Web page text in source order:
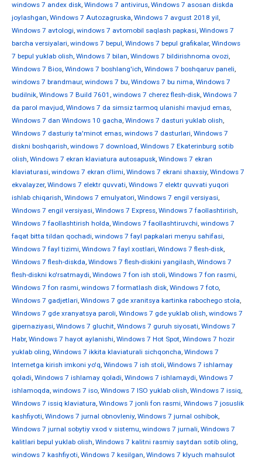
windows 7 andex disk, Windows 7 antivirus, Windows 7 asosan diskda
joylashgan, Windows 7 Autozagruska, Windows 7 avgust 2018 yil,
Windows 7 avtologi, windows 7 avtomobil saqlash papkasi, Windows 7
barcha versiyalari, windows 7 bepul, Windows 7 bepul grafikalar, Windows
7 bepul yuklab olish, Windows 7 bilan, Windows 7 bildirishnoma ovozi,
Windows 7 Bios, Windows 7 boshlang'ich, Windows 7 boshqaruv paneli,
windows 7 brandmaur, windows 7 bu, Windows 7 bu nima, Windows 7
budilnik, Windows 7 Build 7601 , windows 7 cherez flesh-disk, Windows 7
da parol mavjud, Windows 7 da simsiz tarmoq ulanishi mavjud emas,
Windows 7 dan Windows 10 gacha, Windows 7 dasturi yuklab olish,
Windows 7 dasturiy ta'minot emas, windows 7 dasturlari, Windows 7
diskni boshqarish, windows 7 download, Windows 7 Ekaterinburg sotib
olish, Windows 7 ekran klaviatura autosapusk, Windows 7 ekran
klaviaturasi, windows 7 ekran o'limi, Windows 7 ekrani shaxsiy, Windows 7
ekvalayzer, Windows 7 elektr quvvati, Windows 7 elektr quvvati yuqori
ishlab chiqarish, Windows 7 emulyatori, Windows 7 engil versiyasi,
Windows 7 engil versiyasi, Windows 7 Express, Windows 7 faollashtirish,
Windows 7 faollashtirish holda, Windows 7 faollashtiruvchi, windows 7
faqat bitta tildan qochadi, windows 7 fayl papkalari menyu sahifasi,
Windows 7 fayl tizimi, Windows 7 fayl xostlari, Windows 7 flesh-disk,
Windows 7 flesh-diskda, Windows 7 flesh-diskini yangilash, Windows 7
flesh-diskni ko'rsatmaydi, Windows 7 fon ish stoli, Windows 7 fon rasmi,
Windows 7 fon rasmi, windows 7 formatlash disk, Windows 7 foto,
Windows 7 gadjetlari, Windows 7 gde xranitsya kartinka rabochego stola,
Windows 7 gde xranyatsya paroli, Windows 7 gde yuklab olish, windows 7
gipernaziyasi, Windows 7 gluchit, Windows 7 guruh siyosati, Windows 7
Habr, Windows 7 hayot aylanishi, Windows 7 Hot Spot, Windows 7 hozir
yuklab oling, Windows 7 ikkita klaviaturali sichqoncha, Windows 7
Internetga kirish imkoni yo'q, Windows 7 ish stoli, Windows 7 ishlamay
qoladi, Windows 7 ishlamay qoladi, Windows 7 ishlamaydi, Windows 7
ishlamoqda, windows 7 iso, Windows 7 ISO yuklab olish, Windows 7 issiq,
Windows 7 issiq klaviatura, Windows 7 jonli fon rasmi, Windows 7 josuslik
kashfiyoti, Windows 7 jurnal obnovleniy, Windows 7 jurnal oshibok,
Windows 7 jurnal sobytiy vxod v sistemu, windows 7 jurnali, Windows 7
kalitlari bepul yuklab olish, Windows 7 kalitni rasmiy saytdan sotib oling,
windows 7 kashfiyoti, Windows 7 kesilgan, Windows 7 klyuch mahsulot